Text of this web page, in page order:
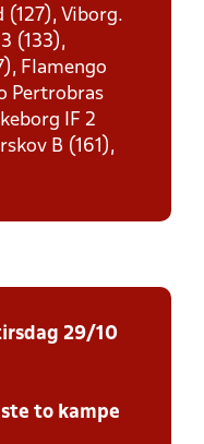
(127), Viborg.
(133),
Flamengo
Pertrobras
IF 2
B (161),
29/10
to kampe